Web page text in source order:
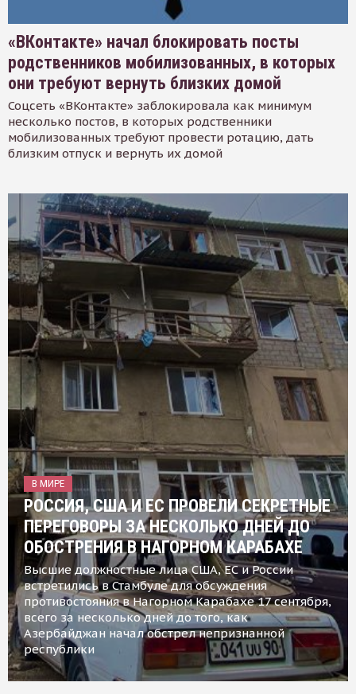
«ВКонтакте» начал блокировать посты
родственников мобилизованных, в которых
они требуют вернуть близких домой
Соцсеть «ВКонтакте» заблокировала как минимум
несколько постов, в которых родственники
мобилизованных требуют провести ротацию, дать
близким отпуск и вернуть их домой
В МИРЕ
РОССИЯ, США И ЕС ПРОВЕЛИ СЕКРЕТНЫЕ
ПЕРЕГОВОРЫ ЗА НЕСКОЛЬКО ДНЕЙ ДО
ОБОСТРЕНИЯ В НАГОРНОМ КАРАБАХЕ
Высшие должностные лица США, ЕС и России
встретились в Стамбуле для обсуждения
противостояния в Нагорном Карабахе 17 сентября,
всего за несколько дней до того, как
Азербайджан начал обстрел непризнанной
республики